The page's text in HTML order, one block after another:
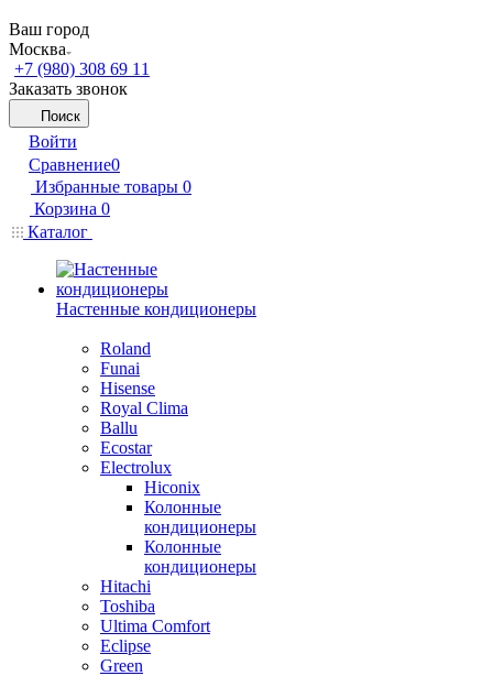
Ваш город
Москва
+7 (980) 308 69 11
Заказать звонок
Поиск
Войти
Сравнение0
Избранные товары 0
Корзина 0
Каталог
Настенные кондиционеры
Roland
Funai
Hisense
Royal Clima
Ballu
Ecostar
Electrolux
Hiconix
Колонные
кондиционеры
Колонные
кондиционеры
Hitachi
Toshiba
Ultima Comfort
Eclipse
Green